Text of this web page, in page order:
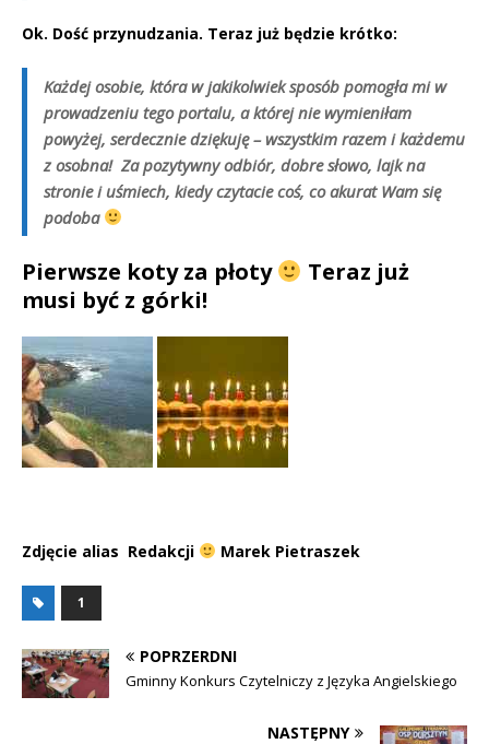
Ok. Dość przynudzania. Teraz już będzie krótko:
Każdej osobie, która w jakikolwiek sposób pomogła mi w
prowadzeniu tego portalu, a której nie wymieniłam
powyżej, serdecznie dziękuję – wszystkim razem i każdemu
z osobna! Za pozytywny odbiór, dobre słowo, lajk na
stronie i uśmiech, kiedy czytacie coś, co akurat Wam się
podoba
Pierwsze koty za płoty
Teraz już
musi być z górki!
Zdjęcie alias Redakcji Marek Pietraszek
1
POPRZERDNI
Gminny Konkurs Czytelniczy z Języka Angielskiego
NASTĘPNY